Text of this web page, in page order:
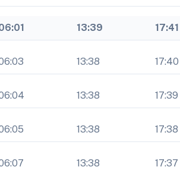
13:39 17:41
13:38 17:40
13:38 17:39
13:38 17:38
13:38 17:37